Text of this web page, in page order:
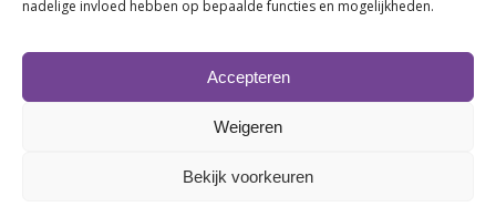
nadelige invloed hebben op bepaalde functies en mogelijkheden.
Accepteren
Weigeren
Bekijk voorkeuren